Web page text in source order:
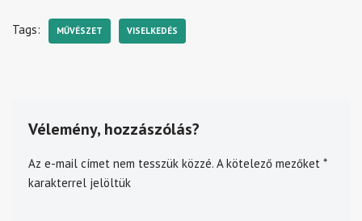
Tags: MŰVÉSZET VISELKEDÉS
Vélemény, hozzászólás?
Az e-mail címet nem tesszük közzé. A kötelező mezőket *
karakterrel jelöltük